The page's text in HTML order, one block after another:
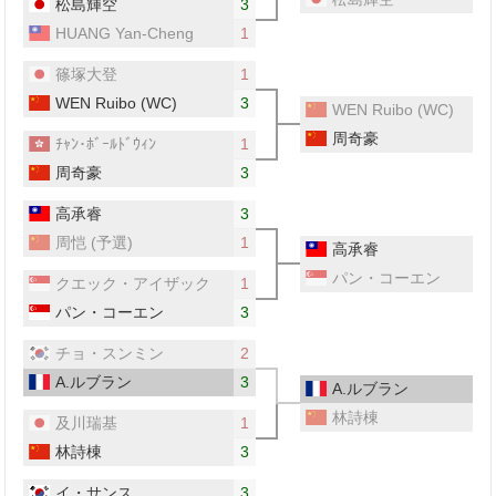
松島輝空
3
HUANG Yan-Cheng
1
篠塚大登
1
WEN Ruibo(WC) 3
ﾁｬﾝ･ﾎﾞｰﾙﾄﾞｳｨﾝ
1
周奇豪
3
高承睿
3
周恺(予選) 1
クエック・アイザック
1
パン・コーエン
3
チョ・スンミン
2
A.ルブラン
3
及川瑞基
1
林詩棟
3
WEN Ruibo (WC)
周奇豪
高承睿
パン・コーエン
A.ルブラン
林詩棟